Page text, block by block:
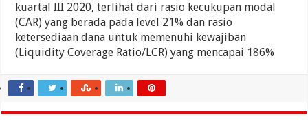
kuartal III 2020, terlihat dari rasio kecukupan modal
(CAR) yang berada pada level 21% dan rasio
ketersediaan dana untuk memenuhi kewajiban
(Liquidity Coverage Ratio/LCR) yang mencapai 186%